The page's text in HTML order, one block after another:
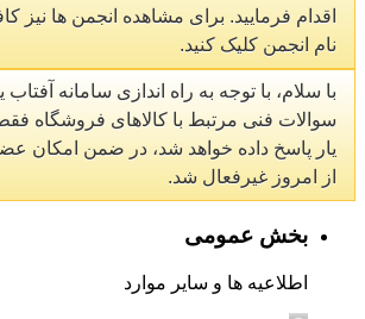
اقدام فرمایید. برای مشاهده انجمن ها
نام انجمن کلیک کنید.
با سلام، با توجه به راه اندازی سامانه آفتاب
سوالات فنی مرتبط با کالاهای فروشگاه
یار پاسخ داده خواهد شد، در ضمن امکان
از امروز غیرفعال شد.
بخش عمومی
اطلاعیه ها و سایر موارد